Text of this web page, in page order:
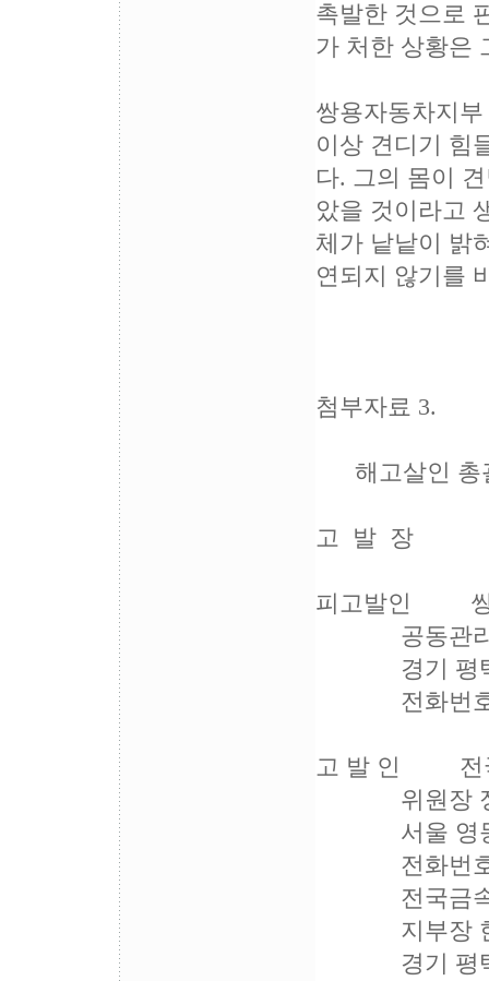
촉발한 것으로
가 처한 상황은
쌍용자동차지
이상 견디기 힘
다. 그의 몸이
았을 것이라고
체가 낱낱이 밝
연되지 않기를
첨부자료 3.
해고살인 총
고 발 장
피고발인 쌍
공동관리인
경기 평택
전화번호 :
고 발 인 전
위원장 정
서울 영등포
전화번호
전국금속노
지부장 한
경기 평택